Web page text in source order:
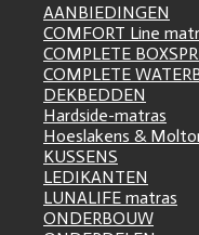
AANBIEDINGEN
COMFORT Line
COMPLETE
COMPLETE
DEKBEDDEN
Hardside-matras
Hoeslakens &
KUSSENS
LEDIKANTEN
LUNALIFE matras
ONDERBOUW